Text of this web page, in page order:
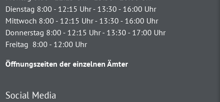
Dienstag 8:00 - 12:15 Uhr - 13:30 - 16:00 Uhr
Mittwoch 8:00 - 12:15 Uhr - 13:30 - 16:00 Uhr
Donnerstag 8:00 - 12:15 Uhr - 13:30 - 17:00 Uhr
Freitag 8:00 - 12:00 Uhr
Öffnungszeiten der einzelnen Ämter
Social Media